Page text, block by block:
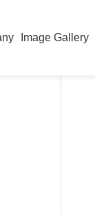
Image Gallery